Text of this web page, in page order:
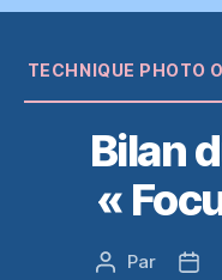
TECHNIQUE PHOTO
Bilan
«
Auteur
Par
Date